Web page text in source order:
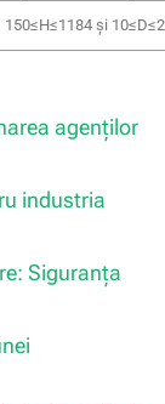
și
agenților
industria
Siguranța